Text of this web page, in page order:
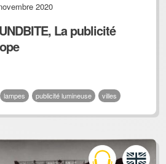
2020
La publicité
lampes publicité lumineuse villes